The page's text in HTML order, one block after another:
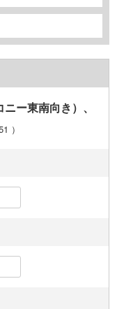
ー東南向き）、
）